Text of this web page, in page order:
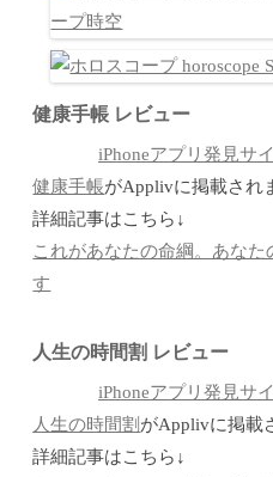
健康手帳 レビュー
iPhoneアプリ発見サ
健康手帳がApplivに掲載され
詳細記事はこちら↓
これがあなたの命綱。あな
す
人生の時間割 レビュー
iPhoneアプリ発見サ
人生の時間割 がApplivに掲載
詳細記事はこちら↓